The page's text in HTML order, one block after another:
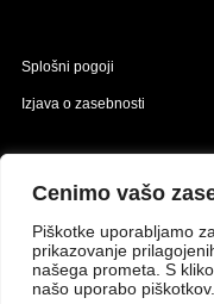
Cenimo vašo
Piškotke uporabljamo
prikazovanje
našega prometa. S
našo uporabo piškotkov.
Splošni pogoji
Izjava o zasebnosti
Evropskega sklada za regionalni